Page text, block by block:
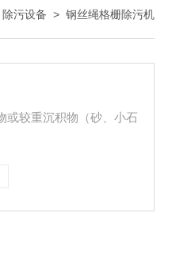
除污设备 > 钢丝绳格栅除污机
或较重沉积物（砂、小石